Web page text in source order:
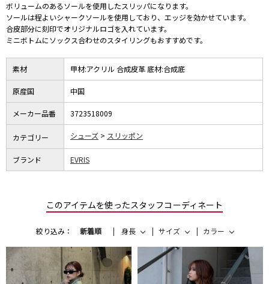
ボリュームのあるソールを使用したスリッパになります。
ソールは程よいシャークソールを使用しており、エッジを効かせています。
合皮部分に刻印でオリジナルロゴを入れています。
ミニボトムにソックス合わせのスタイリングもおすすめです。
素材 甲材:アクリル 合成皮革 底材:合成底
原産国 中国
メーカー品番 3723518009
カテゴリー シューズ スリッポン
ブランド EVRIS
このアイテムを使ったスタッフコーディネート
絞り込み： 新着順 身長 サイズ カラー